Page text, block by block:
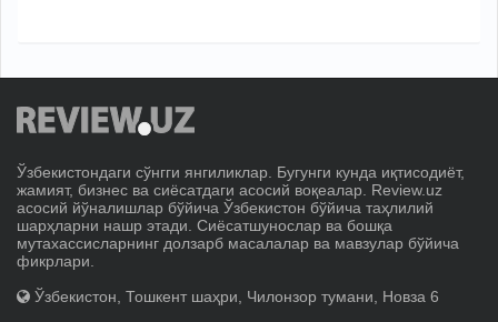
Ўзбекистондаги сўнгги янгиликлар. Бугунги кунда иқтисодиёт,
жамият, бизнес ва сиёсатдаги асосий воқеалар. Review.uz
асосий йўналишлар бўйича Ўзбекистон бўйича таҳлилий
шарҳларни нашр этади. Сиёсатшунослар ва бошқа
мутахассисларнинг долзарб масалалар ва мавзулар бўйича
фикрлари.
Ўзбекистон, Тошкент шаҳри, Чилонзор тумани, Новза 6